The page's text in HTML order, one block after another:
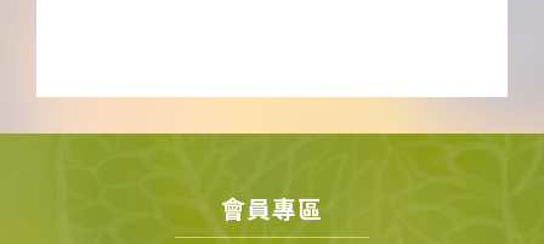
會員專區